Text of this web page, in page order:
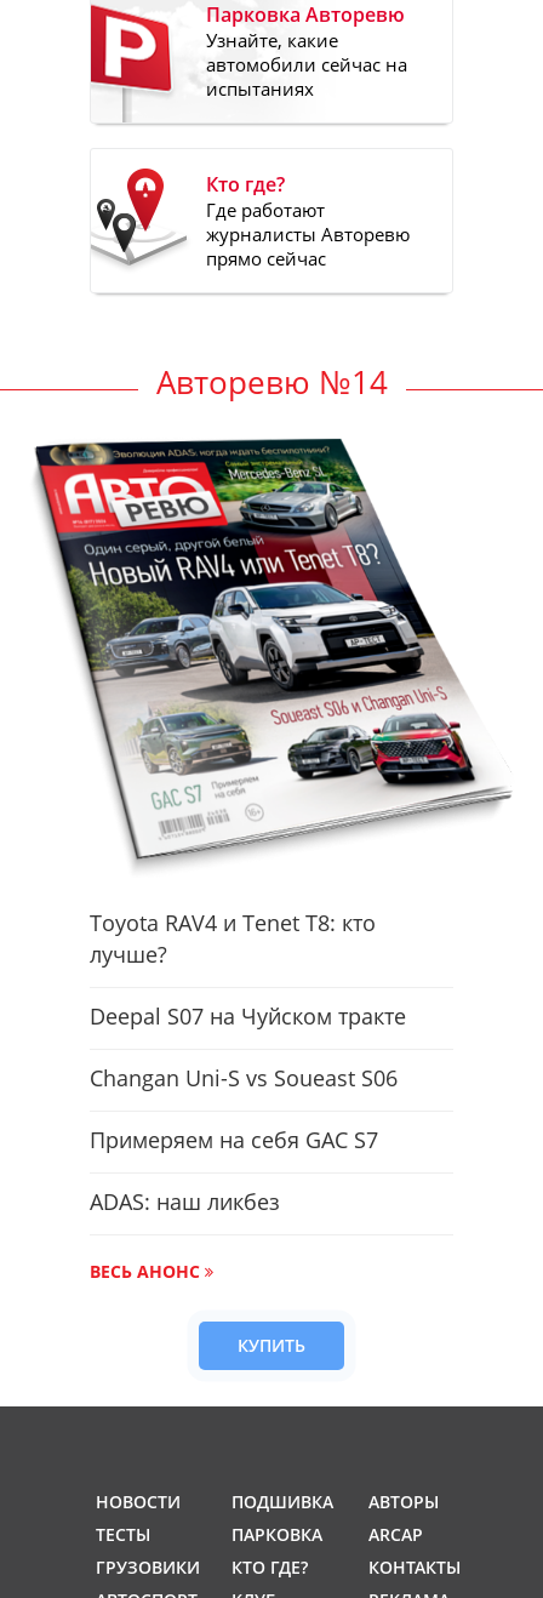
Парковка Авторевю
Узнайте, какие
автомобили сейчас на
испытаниях
Кто где?
Где работают
журналисты Авторевю
прямо сейчас
Авторевю №14
Toyota RAV4 и Tenet T8: кто
лучше?
Deepal S07 на Чуйском тракте
Changan Uni-S vs Soueast S06
Примеряем на себя GAC S7
ADAS: наш ликбез
ВЕСЬ АНОНС
КУПИТЬ
НОВОСТИ
ТЕСТЫ
ГРУЗОВИКИ
ПОДШИВКА
ПАРКОВКА
КТО ГДЕ?
АВТОРЫ
ARCAP
КОНТАКТЫ